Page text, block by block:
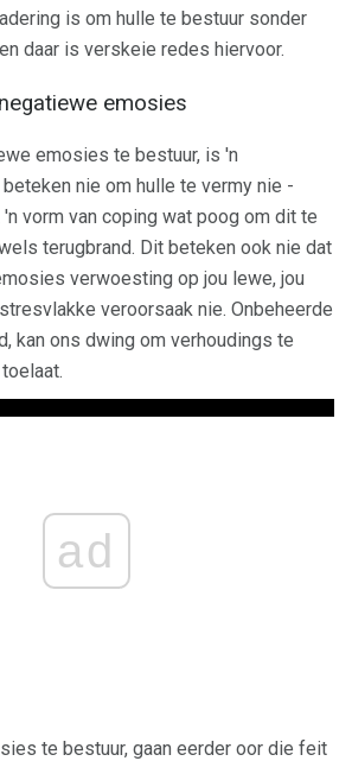
is om hulle te bestuur sonder
daar is verskeie redes hiervoor.
emosies
emosies te bestuur, is 'n
nie om hulle te vermy nie -
vorm van coping wat poog om dit te
terugbrand. Dit beteken ook nie dat
verwoesting op jou lewe, jou
veroorsaak nie. Onbeheerde
kan ons dwing om verhoudings te
ad
te bestuur, gaan eerder oor die feit